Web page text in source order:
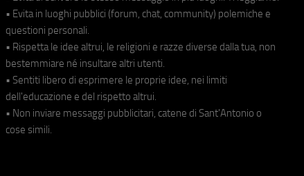
• Evita in luoghi pubblici (forum, chat, community) polemiche e
questioni personali.
• Rispetta le idee altrui, le religioni e razze diverse dalla tua, non
bestemmiare né insultare altri utenti.
• Sentiti libero di esprimere le proprie idee, nei limiti
dell'educazione e del rispetto altrui.
• Non inviare messaggi pubblicitari, catene di Sant'Antonio o
cose simili.